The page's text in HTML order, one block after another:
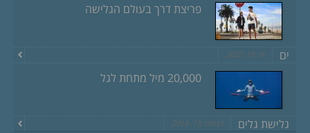
פריצת דרך בעולם הגלישה
ים יוני 18, 2020
20,000 מיל מתחת לגל
גלישת גלים דצמבר 13, 2019